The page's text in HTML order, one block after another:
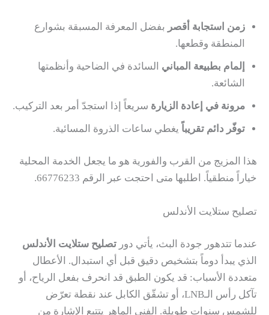
زمن استجابة أقصر بفضل المعرفة المسبقة بشوارع
المنطقة وقطعها.
إلمام بطبيعة المباني السائدة في الضاحية وأنظمتها
الشائعة.
مرونة في إعادة الزيارة سريعاً إذا استجدّ أمر بعد التركيب.
توفّر دائم تقريباً يغطي ساعات الذروة المسائية.
هذا المزيج من القرب والفورية هو ما يجعل الخدمة المحلية
خياراً منطقياً. اطلبها متى احتجت عبر الرقم 66776233.
تصليح ستلايت الأندلس
عندما تتدهور جودة البث، يأتي دور تصليح ستلايت الأندلس
الذي يبدأ دوماً بتشخيص دقيق قبل أي استبدال. الأعطال
متعددة الأسباب: قد يكون الطبق قد انحرف بفعل الرياح، أو
تآكل رأس الـLNB، أو تشقّق الكابل عند نقطة تعرّض
للشمس سنوات طويلة. الفني الماهر يتتبع الإشارة من